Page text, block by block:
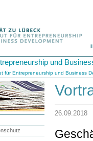
und
für Entrepreneurship und Business
26.09.2018